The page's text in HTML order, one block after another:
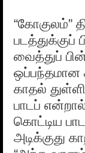
“கோகுலம்”
படத்துக்குப்
வைத்துப்
ஒப்பந்தமான
காதல்
பாடப்
கொட்டிய
அடிக்குது